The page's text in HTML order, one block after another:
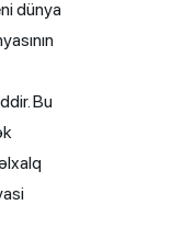
dünya
Bu